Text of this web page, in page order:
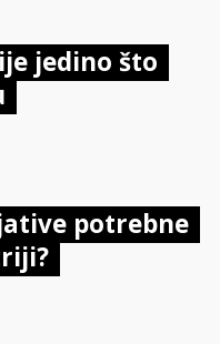
jedino što
potrebne